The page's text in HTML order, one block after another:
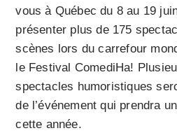
vous à Québec du 8 au 19
présenter plus de 175
scènes lors du carrefour
le Festival ComediHa!
spectacles humoristiques
de l’événement qui prendra
cette année.